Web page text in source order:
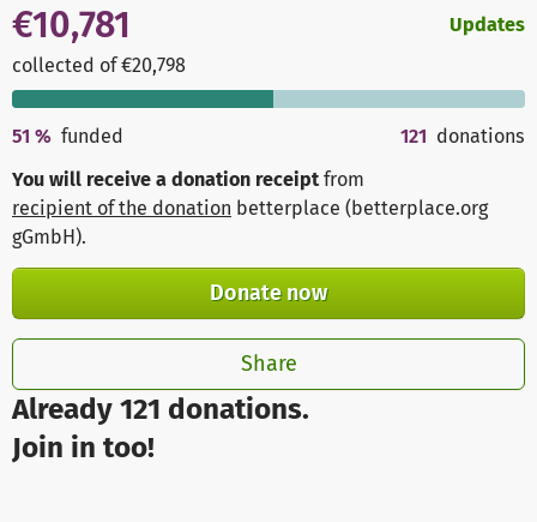
Already 121 donations.
Join in too!
€10,781
collected of €20,798
Updates
51 % funded 121 donations
You will receive a donation receipt from
recipient of the donation betterplace (betterplace.org
gGmbH).
Donate now
Share